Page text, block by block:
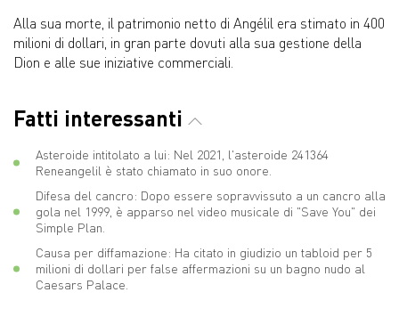
Alla sua morte, il patrimonio netto di Angélil era stimato in 400
milioni di dollari, in gran parte dovuti alla sua gestione della
Dion e alle sue iniziative commerciali.
Fatti interessanti
Asteroide intitolato a lui: Nel 2021, l'asteroide 241364
Reneangelil è stato chiamato in suo onore.
Difesa del cancro: Dopo essere sopravvissuto a un cancro alla
gola nel 1999, è apparso nel video musicale di "Save You" dei
Simple Plan.
Causa per diffamazione: Ha citato in giudizio un tabloid per 5
milioni di dollari per false affermazioni su un bagno nudo al
Caesars Palace.